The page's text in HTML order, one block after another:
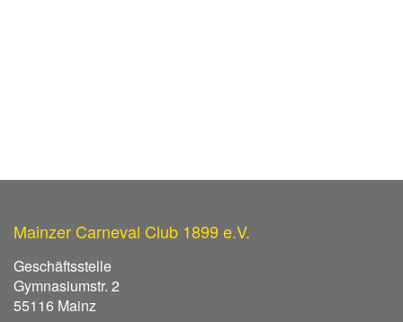
Mainzer Carneval Club 1899 e.V.
Geschäftsstelle
Gymnasiumstr. 2
55116 Mainz